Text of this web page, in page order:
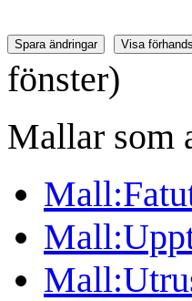
fönster)
Mallar som